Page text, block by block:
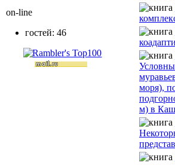
моря),
м) в
on-line
гостей: 46